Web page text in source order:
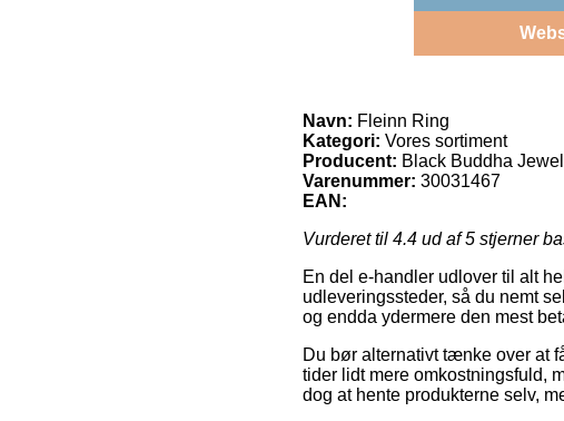
Navn: Fleinn Ring
Kategori: Vores sortiment
Producent: Black Buddha
Varenummer: 30031467
EAN:
Vurderet til 4.4 ud af 5 stjerner
En del e-handler udlover til alt
udleveringssteder, så du nemt
og endda ydermere den mest
Du bør alternativt tænke over at
tider lidt mere omkostningsfuld,
dog at hente produkterne selv,